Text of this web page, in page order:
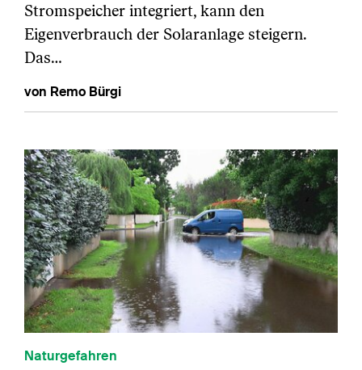
Stromspeicher integriert, kann den
Eigenverbrauch der Solaranlage steigern.
Das…
von Remo Bürgi
Naturgefahren